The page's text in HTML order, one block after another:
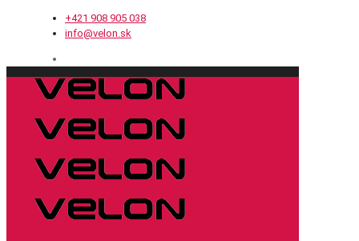
+421 908 905 038
info@velon.sk